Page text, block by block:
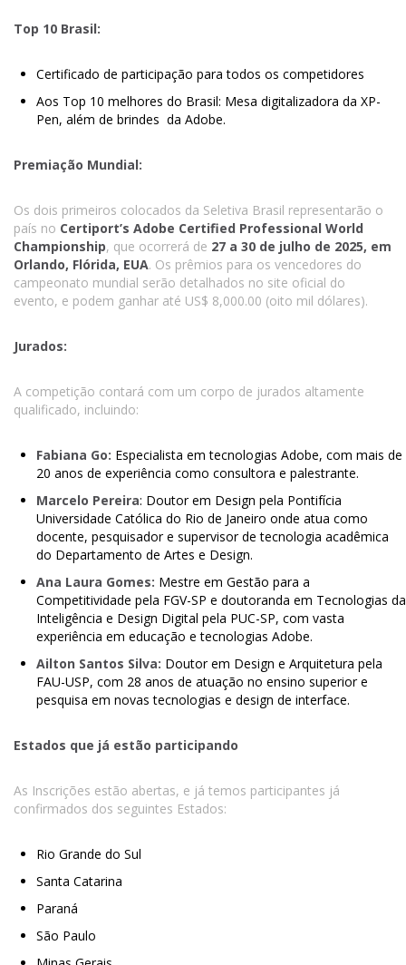
Top 10 Brasil:
Certificado de participação para todos os competidores
Aos Top 10 melhores do Brasil: Mesa digitalizadora da XP-
Pen, além de brindes da Adobe.
Premiação Mundial:
Os dois primeiros colocados da Seletiva Brasil representarão o
país no Certiport’s Adobe Certified Professional World
Championship, que ocorrerá de 27 a 30 de julho de 2025, em
Orlando, Flórida, EUA. Os prêmios para os vencedores do
campeonato mundial serão detalhados no site oficial do
evento, e podem ganhar até US$ 8,000.00 (oito mil dólares).
Jurados:
A competição contará com um corpo de jurados altamente
qualificado, incluindo:
Fabiana Go: Especialista em tecnologias Adobe, com mais de
20 anos de experiência como consultora e palestrante.
Marcelo Pereira: Doutor em Design pela Pontifícia
Universidade Católica do Rio de Janeiro onde atua como
docente, pesquisador e supervisor de tecnologia acadêmica
do Departamento de Artes e Design.
Ana Laura Gomes: Mestre em Gestão para a
Competitividade pela FGV-SP e doutoranda em Tecnologias da
Inteligência e Design Digital pela PUC-SP, com vasta
experiência em educação e tecnologias Adobe.
Ailton Santos Silva: Doutor em Design e Arquitetura pela
FAU-USP, com 28 anos de atuação no ensino superior e
pesquisa em novas tecnologias e design de interface.
Estados que já estão participando
As Inscrições estão abertas, e já temos participantes já
confirmados dos seguintes Estados:
Rio Grande do Sul
Santa Catarina
Paraná
São Paulo